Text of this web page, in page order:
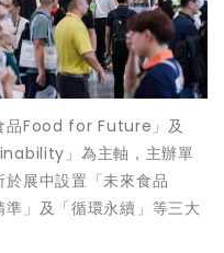
品Food for Future」及
」為主軸，主辦單
展中設置「未來食品
」及「循環永續」等三大